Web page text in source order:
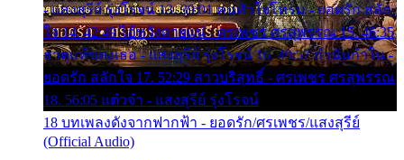
- แสงสุรีย์ รุ่งโรจน์ 13. 39:01 คนหัวใจโทรม - ยอดรัก สลัก
ใจ 14. 42:49 ไอ้หวังตายแน่ - ศรเพชร ศรสุพรรณ 15. 46:35
ธาตุแท้ของเธอ - แสงสุรีย์ รุ่งโรจน์ 16. 49:57 กำนันกำใน -
ยอดรัก สลักใจ 17. 52:29 สาวบริสุทธิ์ - ศรเพชร ศรสุพรรณ
18. 56:05 แต๋วจ๋า - แสงสุรีย์ รุ่งโรจน์
18 บทเพลงดังจากฟากฟ้า - ยอดรัก/ศรเพชร/แสงสุรีย์
(Official Audio)